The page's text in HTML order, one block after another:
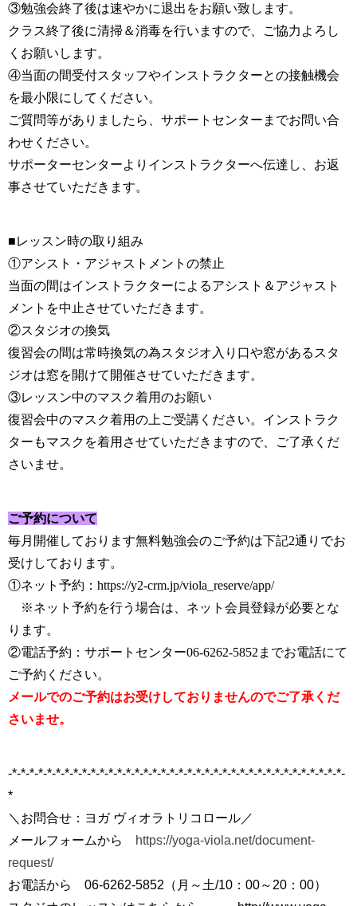
③勉強会終了後は速やかに退出をお願い致します。
クラス終了後に清掃＆消毒を行いますので、ご協力よろし
くお願いします。
④当面の間受付スタッフやインストラクターとの接触機会
を最小限にしてください。
ご質問等がありましたら、サポートセンターまでお問い合
わせください。
サポーターセンターよりインストラクターへ伝達し、お返
事させていただきます。
■レッスン時の取り組み
①アシスト・アジャストメントの禁止
当面の間はインストラクターによるアシスト＆アジャスト
メントを中止させていただきます。
②スタジオの換気
復習会の間は常時換気の為スタジオ入り口や窓があるスタ
ジオは窓を開けて開催させていただきます。
③レッスン中のマスク着用のお願い
復習会中のマスク着用の上ご受講ください。インストラク
ターもマスクを着用させていただきますので、ご了承くだ
さいませ。
ご予約について
毎月開催しております無料勉強会のご予約は下記2通りでお
受けしております。
①ネット予約： https://y2-crm.jp/viola_reserve/app/
※ネット予約を行う場合は、ネット会員登録が必要とな
ります。
②電話予約：サポートセンター06-6262-5852までお電話にて
ご予約ください。
メールでのご予約はお受けしておりませんのでご了承くだ
さいませ。
-*-*-*-*-*-*-*-*-*-*-*-*-*-*-*-*-*-*-*-*-*-*-*-*-*-*-*-*-*-*-*-*-*-*-*-*-*-*-
*
＼お問合せ：ヨガ ヴィオラトリコロール／
メールフォームから
https://yoga-viola.net/document-
request/
お電話から
06-6262-5852 （月～土/10：00～20：00）